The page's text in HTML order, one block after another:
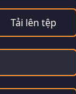
Tải lên tệp